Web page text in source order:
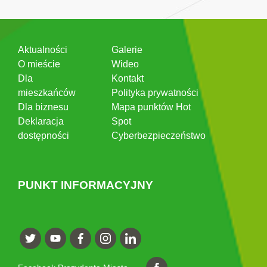
Aktualności
O mieście
Dla
mieszkańców
Dla biznesu
Deklaracja
dostępności
Galerie
Wideo
Kontakt
Polityka prywatności
Mapa punktów Hot
Spot
Cyberbezpieczeństwo
PUNKT INFORMACYJNY